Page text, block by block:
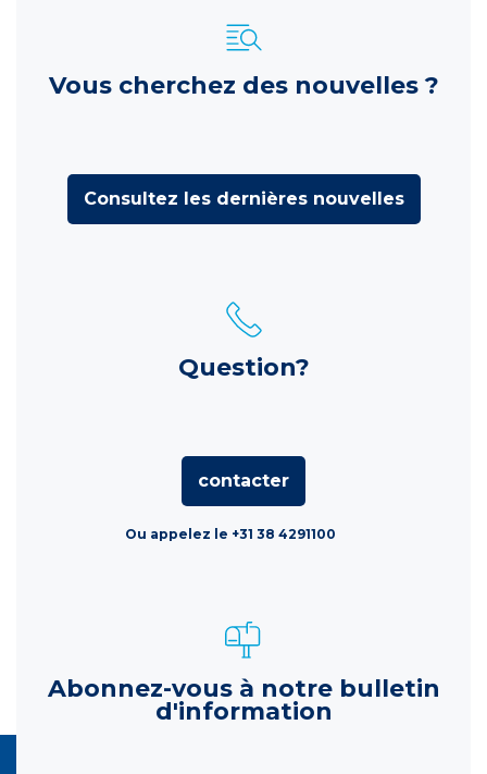
Vous cherchez des nouvelles ?
Consultez les dernières nouvelles
Question?
contacter
Ou appelez le +31 38 4291100
Abonnez-vous à notre bulletin
d'information